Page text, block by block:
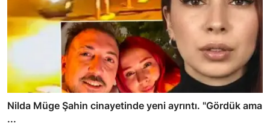
Nilda Müge Şahin cinayetinde yeni ayrıntı. "Gördük ama
...